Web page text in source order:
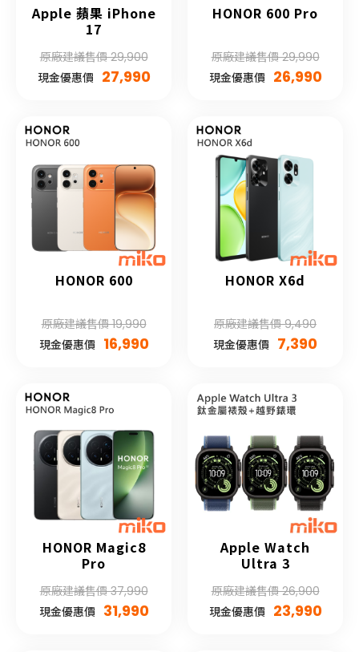
Apple 蘋果 iPhone
17
原廠建議售價 29,900
現金優惠價 27,990
HONOR 600 Pro
原廠建議售價 29,990
現金優惠價 26,990
HONOR 600
原廠建議售價 19,990
現金優惠價 16,990
HONOR X6d
原廠建議售價 9,490
現金優惠價 7,390
HONOR Magic8
Pro
原廠建議售價 37,990
現金優惠價 31,990
Apple Watch
Ultra 3
原廠建議售價 26,900
現金優惠價 23,990